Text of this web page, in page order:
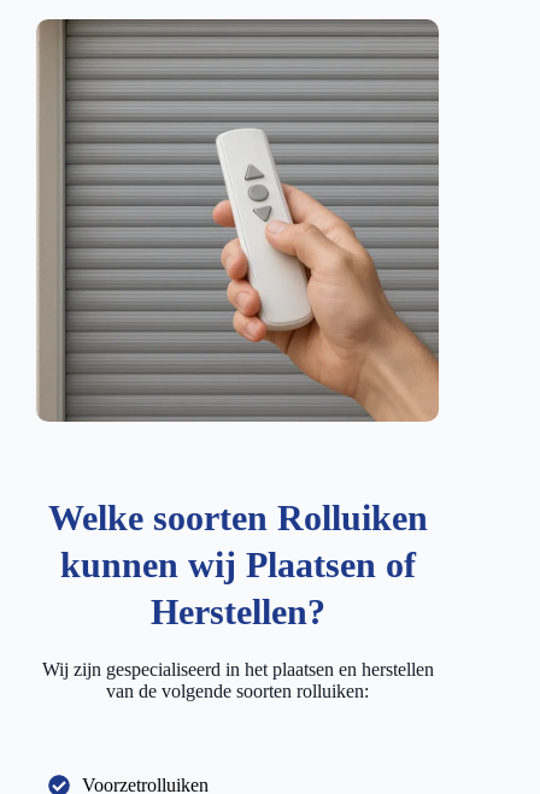
Welke soorten Rolluiken
kunnen wij Plaatsen of
Herstellen?
Wij zijn gespecialiseerd in het plaatsen en herstellen
van de volgende soorten rolluiken:
Voorzetrolluiken